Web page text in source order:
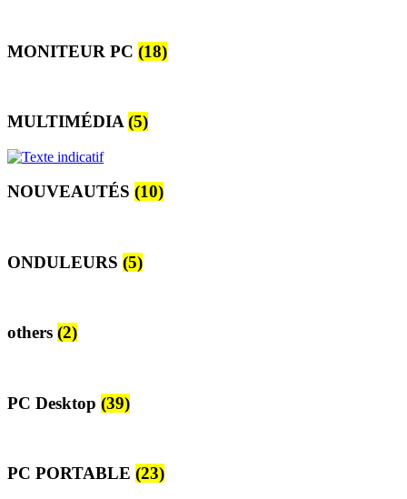
MONITEUR PC (18)
MULTIMÉDIA (5)
NOUVEAUTÉS (10)
ONDULEURS (5)
others (2)
PC Desktop (39)
PC PORTABLE (23)